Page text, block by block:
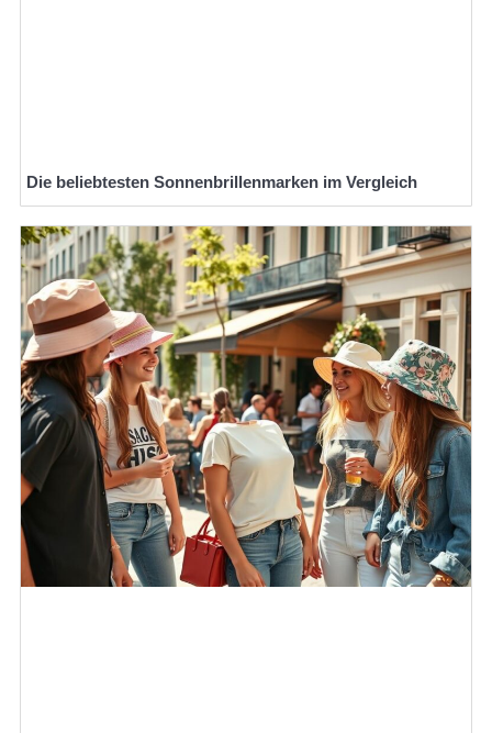
Die beliebtesten Sonnenbrillenmarken im Vergleich